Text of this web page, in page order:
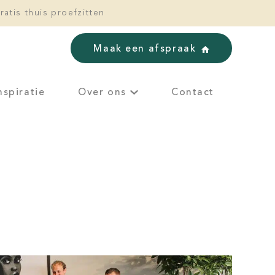
thuis proefzitten
Maak een afspraak
Over ons Contact